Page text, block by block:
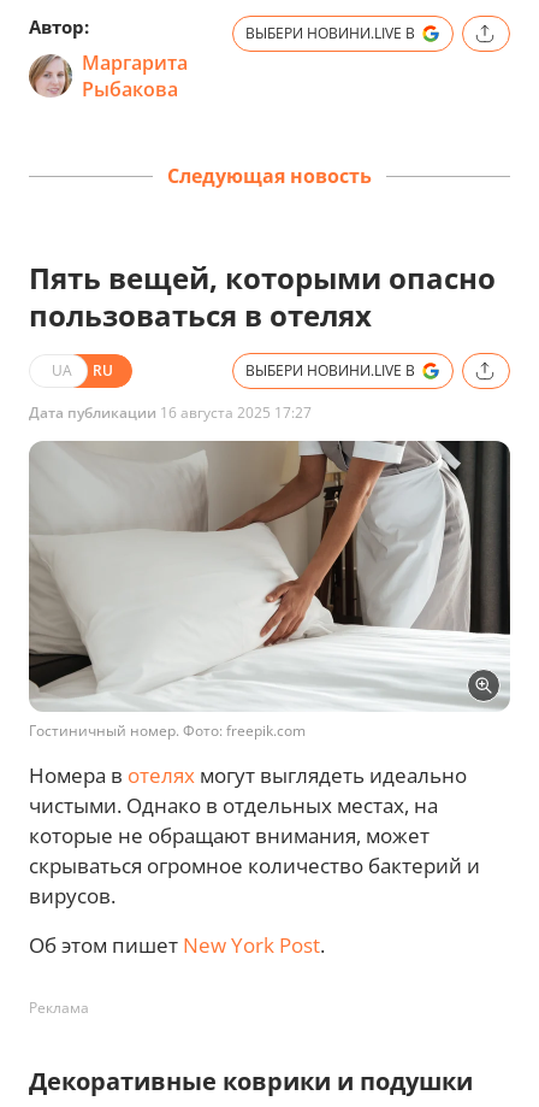
Автор:
Маргарита
Рыбакова
ВЫБЕРИ НОВИНИ.LIVE В
Следующая новость
Пять вещей, которыми опасно
пользоваться в отелях
UA RU ВЫБЕРИ НОВИНИ.LIVE В
Дата публикации 16 августа 2025 17:27
Гостиничный номер. Фото: freepik.com
Номера в отелях могут выглядеть идеально
чистыми. Однако в отдельных местах, на
которые не обращают внимания, может
скрываться огромное количество бактерий и
вирусов.
Об этом пишет New York Post.
Реклама
Декоративные коврики и подушки